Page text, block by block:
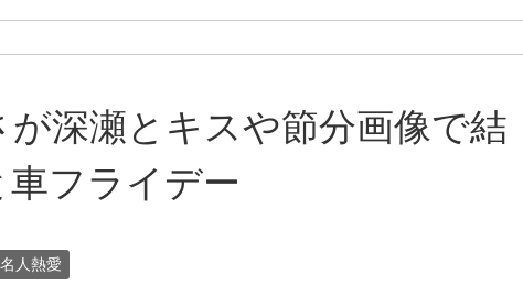
が深瀬とキスや節分画像で結
フライデー
人熱愛